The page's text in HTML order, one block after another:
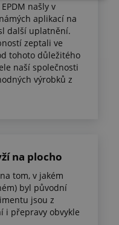
našly v
aplikací na
další uplatnění.
zeptali ve
tohoto důležitého
naší společnosti
výrobků z
na plocho
tom, v jakém
byl původní
jsou z
i přepravy obvykle